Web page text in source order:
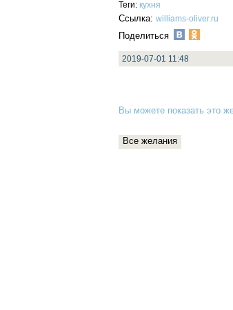
Теги: кухня
Ссылка: williams-oliver.ru
Поделиться
2019-07-01 11:48
Вы можете показать это
Все желания